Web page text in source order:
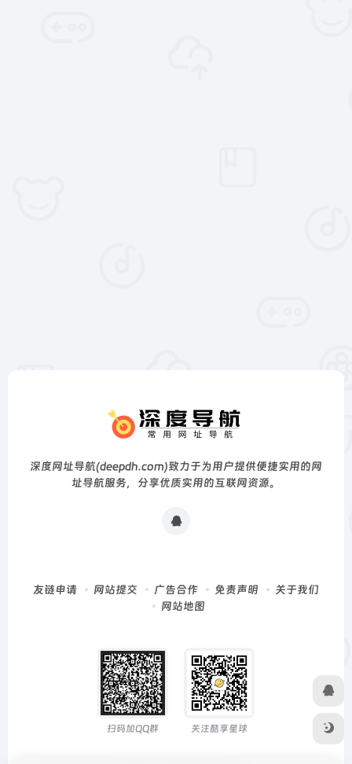
深度网址导航(deepdh.com)致力于为用户提供便捷实用的网
址导航服务，分享优质实用的互联网资源。
友链申请 网站提交 广告合作 免责声明
关于我们
网站地图
扫码加QQ群 关注酷享星球